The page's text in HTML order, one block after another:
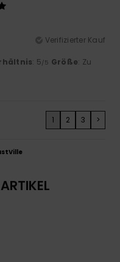
Verifizierter Kauf
: 5/5 Größe: Zu
1 2 3 >